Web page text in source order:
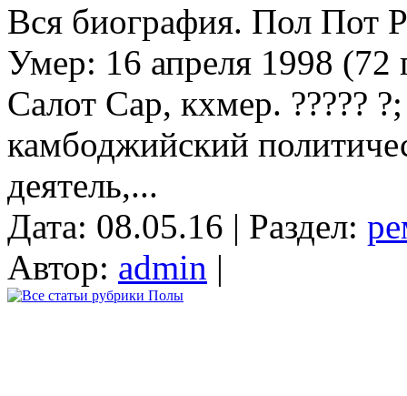
Вся биография. Пол Пот
Умер: 16 апреля 1998 (72
Салот Сар, кхмер. ?????
камбоджийский
деятель,...
Дата: 08.05.16 | Раздел:
Автор: admin |